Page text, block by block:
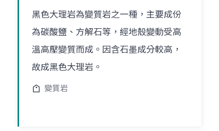
黑色大理岩為變質岩之一種，主要成份
為碳酸鹽、方解石等，經地殼變動受高
溫高壓變質而成。因含石墨成分較高，
故成黑色大理岩。
變質岩